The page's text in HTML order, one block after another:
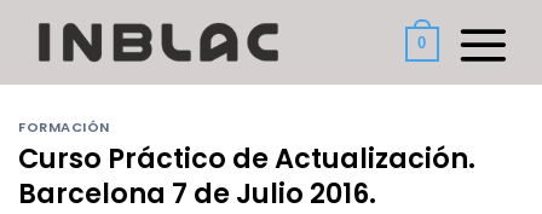
0
FORMACIÓN
Curso Práctico de Actualización.
Barcelona 7 de Julio 2016.